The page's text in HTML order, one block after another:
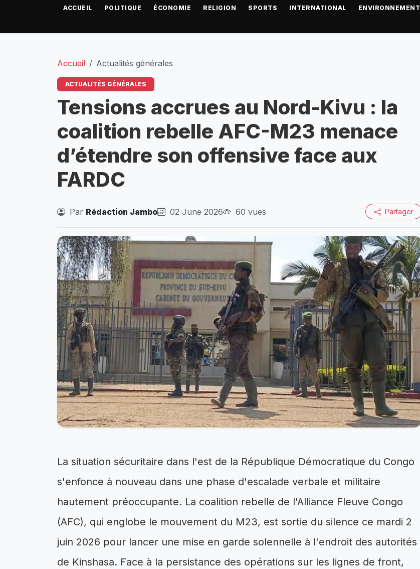
ACCUEIL POLITIQUE ÉCONOMIE RELIGION SPORTS INTERNATIONAL ENVIRONNEMENT
Accueil Actualités générales
ACTUALITÉS GÉNÉRALES
Tensions accrues au Nord-Kivu : la
coalition rebelle AFC-M23 menace
d’étendre son offensive face aux
FARDC
Par Rédaction Jambo 02 June 2026 60 vues Partager
La situation sécuritaire dans l'est de la République Démocratique du Congo
s'enfonce à nouveau dans une phase d'escalade verbale et militaire
hautement préoccupante. La coalition rebelle de l'Alliance Fleuve Congo
(AFC), qui englobe le mouvement du M23, est sortie du silence ce mardi 2
juin 2026 pour lancer une mise en garde solennelle à l'endroit des autorités
de Kinshasa. Face à la persistance des opérations sur les lignes de front,